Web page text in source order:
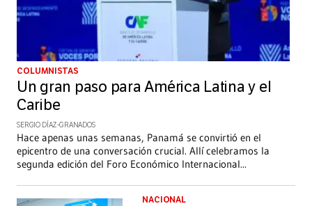
COLUMNISTAS
Un gran paso para América Latina y el
Caribe
SERGIO DÍAZ-GRANADOS
Hace apenas unas semanas, Panamá se convirtió en el
epicentro de una conversación crucial. Allí celebramos la
segunda edición del Foro Económico Internacional...
NACIONAL